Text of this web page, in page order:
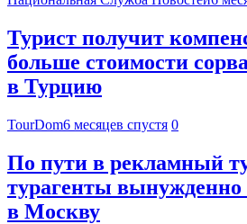
Турист получит
больше стоимости
в Турцию
TourDom6 месяцев спустя 0
По пути в рекламный
турагенты вынужденно
в Москву